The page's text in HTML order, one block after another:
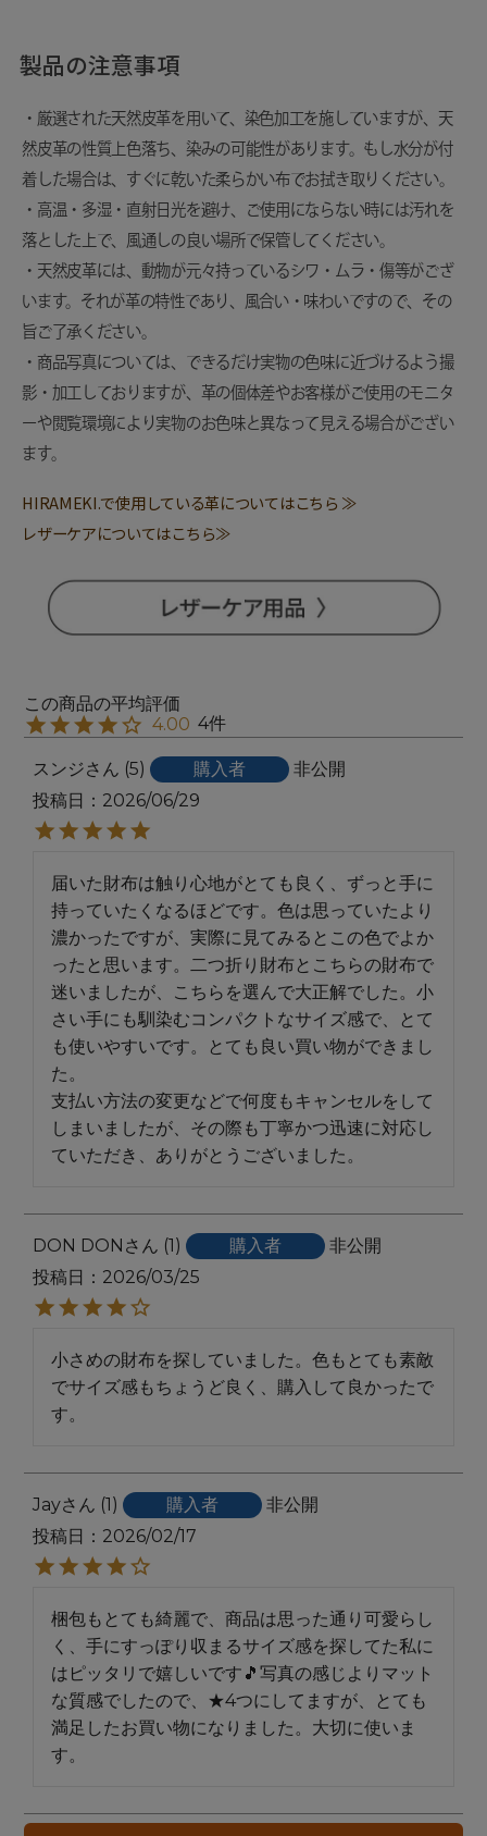
製品の注意事項
・厳選された天然皮革を用いて、染色加工を施していますが、天
然皮革の性質上色落ち、染みの可能性があります。もし水分が付
着した場合は、すぐに乾いた柔らかい布でお拭き取りください。
・高温・多湿・直射日光を避け、ご使用にならない時には汚れを
落とした上で、風通しの良い場所で保管してください。
・天然皮革には、動物が元々持っているシワ・ムラ・傷等がござ
います。それが革の特性であり、風合い・味わいですので、その
旨ご了承ください。
・商品写真については、できるだけ実物の色味に近づけるよう撮
影・加工しておりますが、革の個体差やお客様がご使用のモニタ
ーや閲覧環境により実物のお色味と異なって見える場合がござい
ます。
HIRAMEKI.で使用している革についてはこちら ≫
レザーケアについてはこちら≫
4.00 4
スンジ 5 購入者
非公開
投稿日
2026/06/29
届いた財布は触り心地がとても良く、ずっと手に
持っていたくなるほどです。色は思っていたより
濃かったですが、実際に見てみるとこの色でよか
ったと思います。二つ折り財布とこちらの財布で
迷いましたが、こちらを選んで大正解でした。小
さい手にも馴染むコンパクトなサイズ感で、とて
も使いやすいです。とても良い買い物ができまし
た。
支払い方法の変更などで何度もキャンセルをして
しまいましたが、その際も丁寧かつ迅速に対応し
DON DON 1 購入者
非公開
投稿日
2026/03/25
小さめの財布を探していました。色もとても素敵
でサイズ感もちょうど良く、購入して良かったで
す。
Jay 1 購入者
非公開
投稿日
2026/02/17
梱包もとても綺麗で、商品は思った通り可愛らし
く、手にすっぽり収まるサイズ感を探してた私に
はピッタリで嬉しいです🎵写真の感じよりマット
な質感でしたので、★4つにしてますが、とても
満足したお買い物になりました。大切に使いま
す。